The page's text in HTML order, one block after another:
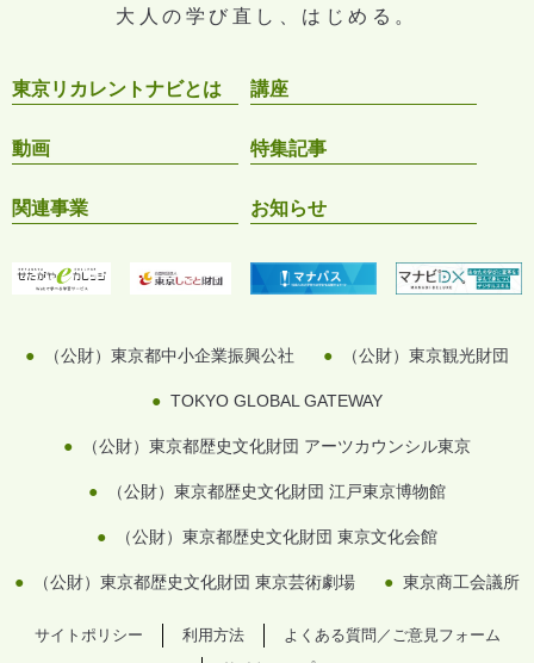
大人の学び直し、はじめる。
東京リカレントナビとは 講座
動画 特集記事
関連事業 お知らせ
（公財）東京都中小企業振興公社 （公財）東京観光財団
TOKYO GLOBAL GATEWAY
（公財）東京都歴史文化財団 アーツカウンシル東京
（公財）東京都歴史文化財団 江戸東京博物館
（公財）東京都歴史文化財団 東京文化会館
（公財）東京都歴史文化財団 東京芸術劇場 東京商工会議所
サイトポリシー 利用方法
よくある質問／ご意見フォーム